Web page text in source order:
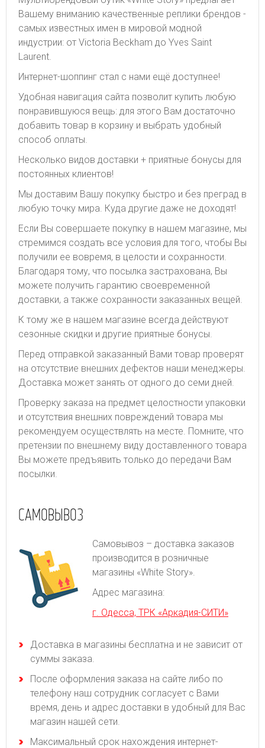
Вашему вниманию качественные реплики брендов -
самых известных имен в мировой модной
индустрии: от Victoria Beckham до Yves Saint
Laurent.
Интернет-шоппинг стал с нами ещё доступнее!
Удобная навигация сайта позволит купить любую
понравившуюся вещь: для этого Вам достаточно
добавить товар в корзину и выбрать удобный
способ оплаты.
Несколько видов доставки + приятные бонусы для
постоянных клиентов!
Мы доставим Вашу покупку быстро и без преград в
любую точку мира. Куда другие даже не доходят!
Если Вы совершаете покупку в нашем магазине, мы
стремимся создать все условия для того, чтобы Вы
получили ее вовремя, в целости и сохранности.
Благодаря тому, что посылка застрахована, Вы
можете получить гарантию своевременной
доставки, а также сохранности заказанных вещей.
К тому же в нашем магазине всегда действуют
сезонные скидки и другие приятные бонусы.
Перед отправкой заказанный Вами товар проверят
на отсутствие внешних дефектов наши менеджеры.
Доставка может занять от одного до семи дней.
Проверку заказа на предмет целостности упаковки
и отсутствия внешних повреждений товара мы
рекомендуем осуществлять на месте. Помните, что
претензии по внешнему виду доставленного товара
Вы можете предъявить только до передачи Вам
посылки.
САМОВЫВОЗ
Самовывоз – доставка заказов
производится в розничные
магазины «White Story».
Адрес магазина:
г. Одесса, ТРК «Аркадия-СИТИ»
Доставка в магазины бесплатна и не зависит от
суммы заказа.
После оформления заказа на сайте либо по
телефону наш сотрудник согласует с Вами
время, день и адрес доставки в удобный для Вас
магазин нашей сети.
Максимальный срок нахождения интернет-